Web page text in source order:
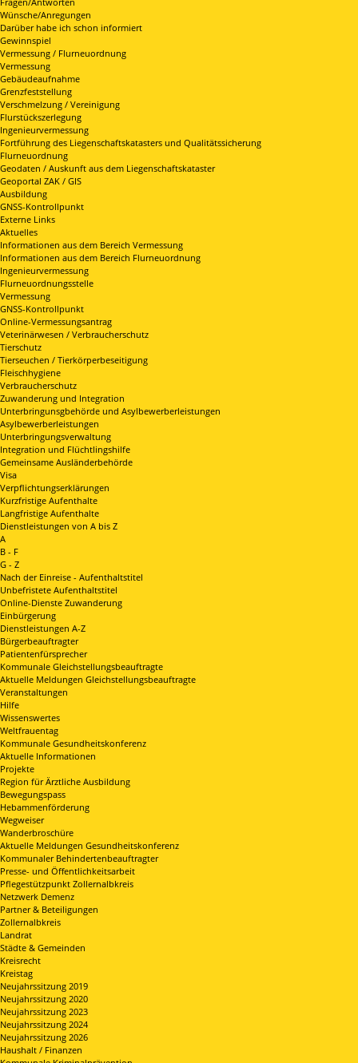
Wünsche/Anregungen
Darüber habe ich schon informiert
Gewinnspiel
Vermessung / Flurneuordnung
Vermessung
Gebäudeaufnahme
Grenzfeststellung
Verschmelzung / Vereinigung
Flurstückszerlegung
Ingenieurvermessung
Fortführung des Liegenschaftskatasters und Qualitätssicherung
Flurneuordnung
Geodaten / Auskunft aus dem Liegenschaftskataster
Geoportal ZAK / GIS
Ausbildung
GNSS-Kontrollpunkt
Externe Links
Aktuelles
Informationen aus dem Bereich Vermessung
Informationen aus dem Bereich Flurneuordnung
Ingenieurvermessung
Flurneuordnungsstelle
Vermessung
GNSS-Kontrollpunkt
Online-Vermessungsantrag
Veterinärwesen / Verbraucherschutz
Tierschutz
Tierseuchen / Tierkörperbeseitigung
Fleischhygiene
Verbraucherschutz
Zuwanderung und Integration
Unterbringunsgbehörde und Asylbewerberleistungen
Asylbewerberleistungen
Unterbringungsverwaltung
Integration und Flüchtlingshilfe
Gemeinsame Ausländerbehörde
Visa
Verpflichtungserklärungen
Kurzfristige Aufenthalte
Langfristige Aufenthalte
Dienstleistungen von A bis Z
A
B - F
G - Z
Nach der Einreise - Aufenthaltstitel
Unbefristete Aufenthaltstitel
Online-Dienste Zuwanderung
Einbürgerung
Dienstleistungen A-Z
Bürgerbeauftragter
Patientenfürsprecher
Kommunale Gleichstellungsbeauftragte
Aktuelle Meldungen Gleichstellungsbeauftragte
Veranstaltungen
Hilfe
Wissenswertes
Weltfrauentag
Kommunale Gesundheitskonferenz
Aktuelle Informationen
Projekte
Region für Ärztliche Ausbildung
Bewegungspass
Hebammenförderung
Wegweiser
Wanderbroschüre
Aktuelle Meldungen Gesundheitskonferenz
Kommunaler Behindertenbeauftragter
Presse- und Öffentlichkeitsarbeit
Pflegestützpunkt Zollernalbkreis
Netzwerk Demenz
Partner & Beteiligungen
Zollernalbkreis
Landrat
Städte & Gemeinden
Kreisrecht
Kreistag
Neujahrssitzung 2019
Neujahrssitzung 2020
Neujahrssitzung 2023
Neujahrssitzung 2024
Neujahrssitzung 2026
Haushalt / Finanzen